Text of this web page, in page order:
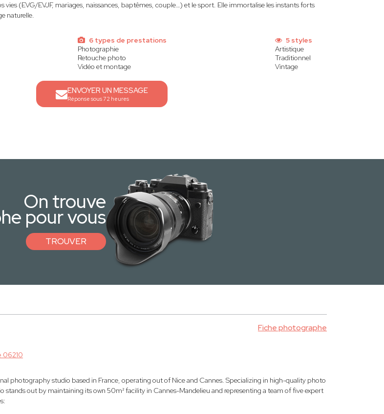
vies (EVG/EVJF, mariages, naissances, baptêmes, couple…) et le sport. Elle immortalise les instants forts
naturelle.
6 types de prestations
Photographie
Retouche photo
Vidéo et montage
5 styles
Artistique
Traditionnel
Vintage
ENVOYER UN MESSAGE
Réponse sous 72 heures
On trouve
pour vous
TROUVER
Fiche photographe
06210
photography studio based in France, operating out of Nice and Cannes. Specializing in high-quality photo
out by maintaining its own 50m² facility in Cannes-Mandelieu and representing a team of five expert